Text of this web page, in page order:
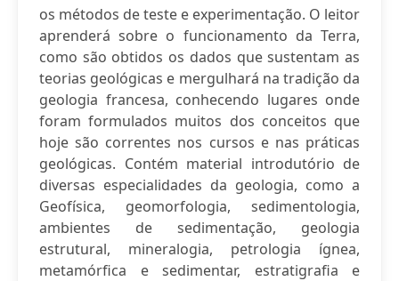
os métodos de teste e experimentação. O leitor
aprenderá sobre o funcionamento da Terra,
como são obtidos os dados que sustentam as
teorias geológicas e mergulhará na tradição da
geologia francesa, conhecendo lugares onde
foram formulados muitos dos conceitos que
hoje são correntes nos cursos e nas práticas
geológicas. Contém material introdutório de
diversas especialidades da geologia, como a
Geofísica, geomorfologia, sedimentologia,
ambientes de sedimentação, geologia
estrutural, mineralogia, petrologia ígnea,
metamórfica e sedimentar, estratigrafia e